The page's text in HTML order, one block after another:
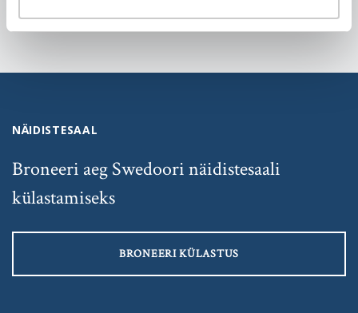
NÄIDISTESAAL
Broneeri aeg Swedoori näidistesaali
külastamiseks
BRONEERI KÜLASTUS